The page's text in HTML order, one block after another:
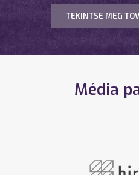
TEKINTSE MEG
Média